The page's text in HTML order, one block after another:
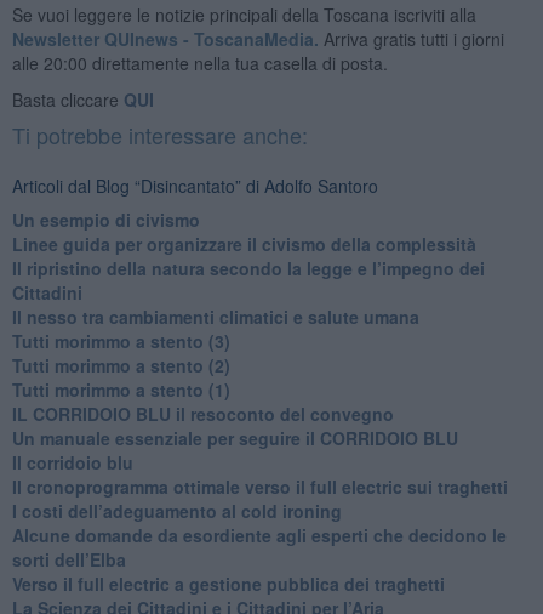
Se vuoi leggere le notizie principali della Toscana iscriviti alla
Newsletter QUInews - ToscanaMedia. Arriva gratis tutti i giorni
alle 20:00 direttamente nella tua casella di posta.
Basta cliccare QUI
Ti potrebbe interessare anche:
Articoli dal Blog “Disincantato” di Adolfo Santoro
​Un esempio di civismo
​Linee guida per organizzare il civismo della complessità
​Il ripristino della natura secondo la legge e l’impegno dei
Cittadini
Il nesso tra cambiamenti climatici e salute umana
Tutti morimmo a stento (3)
Tutti morimmo a stento (2)
​Tutti morimmo a stento (1)
IL CORRIDOIO BLU il resoconto del convegno
Un manuale essenziale per seguire il CORRIDOIO BLU
Il corridoio blu
​Il cronoprogramma ottimale verso il full electric sui traghetti
​I costi dell’adeguamento al cold ironing
Alcune domande da esordiente agli esperti che decidono le
sorti dell’Elba
Verso il full electric a gestione pubblica dei traghetti​
​La Scienza dei Cittadini e i Cittadini per l’Aria